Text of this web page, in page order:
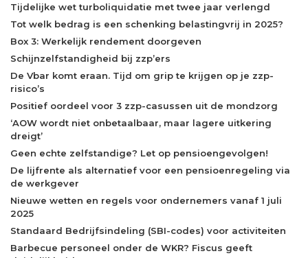
Tijdelijke wet turboliquidatie met twee jaar verlengd
Tot welk bedrag is een schenking belastingvrij in 2025?
Box 3: Werkelijk rendement doorgeven
Schijnzelfstandigheid bij zzp’ers
De Vbar komt eraan. Tijd om grip te krijgen op je zzp-
risico’s
Positief oordeel voor 3 zzp-casussen uit de mondzorg
‘AOW wordt niet onbetaalbaar, maar lagere uitkering
dreigt’
Geen echte zelfstandige? Let op pensioengevolgen!
De lijfrente als alternatief voor een pensioenregeling via
de werkgever
Nieuwe wetten en regels voor ondernemers vanaf 1 juli
2025
Standaard Bedrijfsindeling (SBI-codes) voor activiteiten
Barbecue personeel onder de WKR? Fiscus geeft